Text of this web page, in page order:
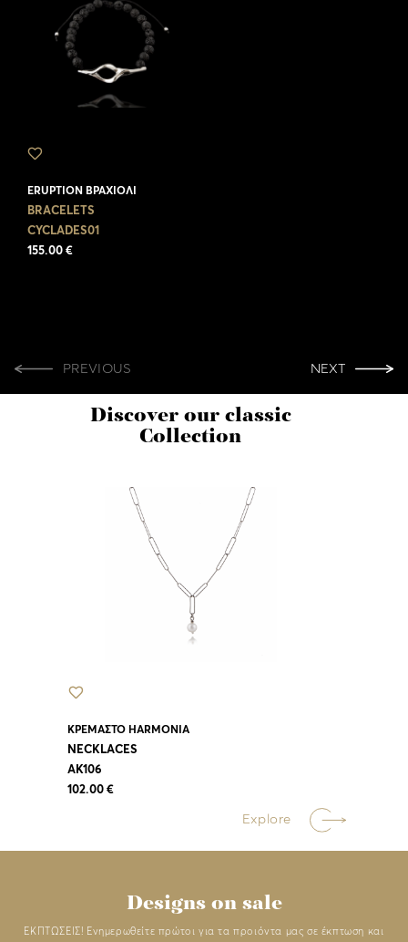
ERUPTION ΒΡΑΧΙΌΛΙ
BRACELETS
CYCLADES01
155.00 €
PREVIOUS NEXT
Discover our classic
Collection
Explore
ΚΡΕΜΑΣΤΌ HARMONIA
NECKLACES
AK106
102.00 €
Designs on sale
ΕΚΠΤΩΣΕΙΣ! Ενημερωθείτε πρώτοι για τα προιόντα μας σε έκπτωση και